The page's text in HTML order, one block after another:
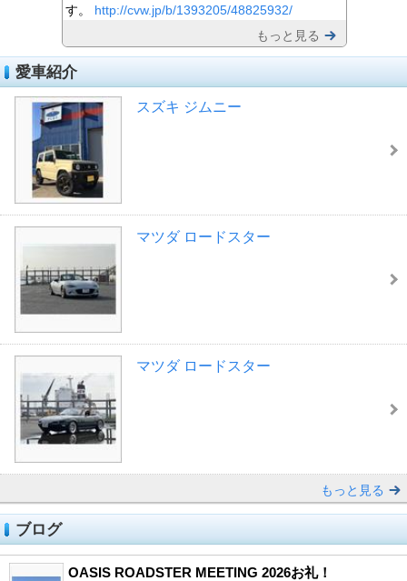
す。 http://cvw.jp/b/1393205/48825932/
もっと見る
愛車紹介
スズキ ジムニー
マツダ ロードスター
マツダ ロードスター
もっと見る
ブログ
OASIS ROADSTER MEETING 2026お礼！